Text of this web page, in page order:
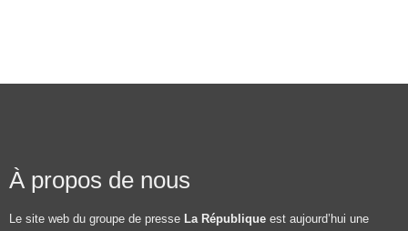
À propos de nous
Le site web du groupe de presse La République est aujourd’hui une